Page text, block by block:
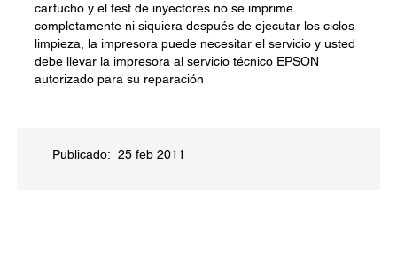
cartucho y el test de inyectores no se imprime
completamente ni siquiera después de ejecutar los ciclos
limpieza, la impresora puede necesitar el servicio y usted
debe llevar la impresora al servicio técnico EPSON
autorizado para su reparación
Publicado: 25 feb 2011